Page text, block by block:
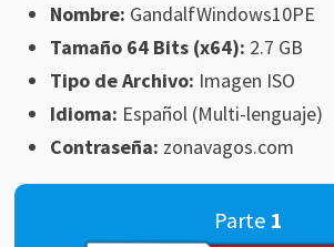
Nombre: GandalfWindows10PE
Tamaño 64 Bits (x64): 2.7 GB
Tipo de Archivo: Imagen ISO
Idioma: Español (Multi-lenguaje)
Contraseña: zonavagos.com
Parte 1